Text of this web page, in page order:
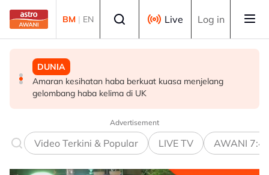
Skip to main content
BM | EN Live Log in
DUNIA
Amaran kesihatan haba berkuat kuasa menjelang
gelombang haba kelima di UK
MALAYSIA
Tindakan AKPS sita kontena bawa muatan ke Israel
bukti ketegasan Malaysia - PM Anwar
POLITIK
PH Pulau Pinang kekalkan exco BN dalam pentadbiran
negeri
Advertisement
Video Terkini & Popular LIVE TV AWANI